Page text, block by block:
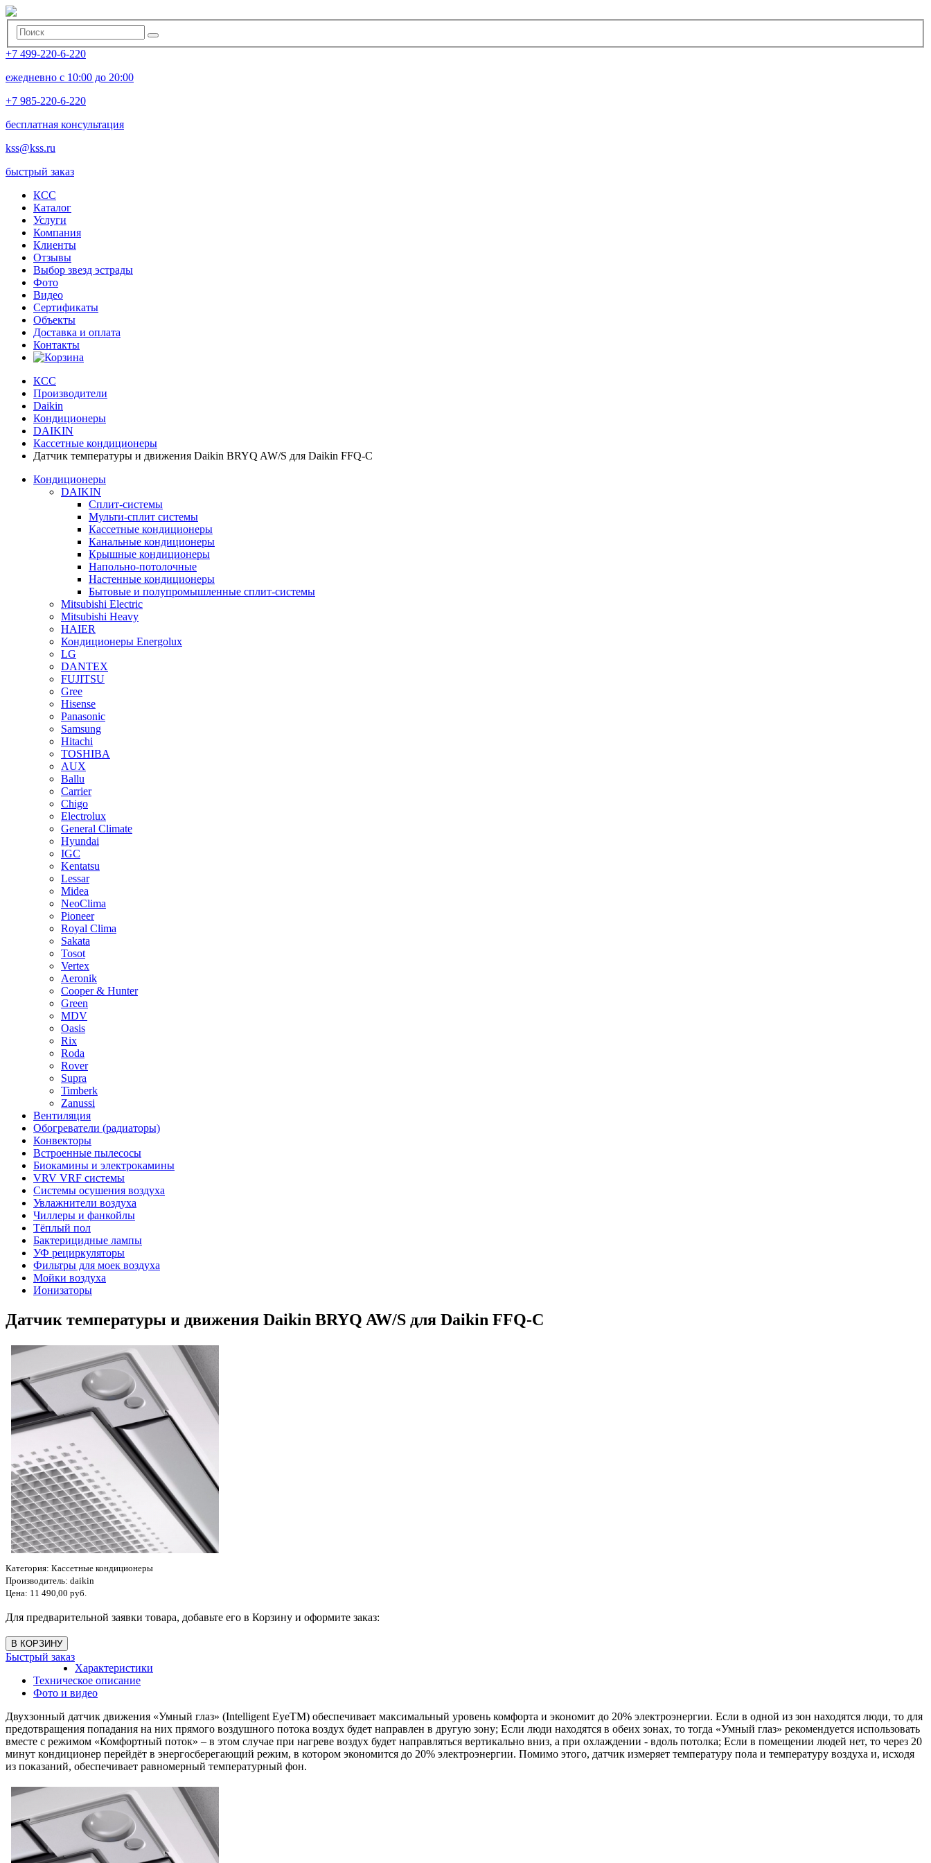
+7 499-220-6-220
ежедневно с 10:00 до 20:00
+7 985-220-6-220
бесплатная консультация
kss@kss.ru
быстрый заказ
КСС
Каталог
Услуги
Компания
Клиенты
Oтзывы
Выбор звезд эстрады
Фото
Видео
Сертификаты
Объекты
Доставка и оплата
Контакты
КСС
Производители
Daikin
Кондиционеры
DAIKIN
Кассетные кондиционеры
Датчик температуры и движения Daikin BRYQ AW/S для Daikin FFQ-C
Кондиционеры
DAIKIN
Сплит-системы
Мульти-сплит системы
Кассетные кондиционеры
Канальные кондиционеры
Крышные кондиционеры
Напольно-потолочные
Настенные кондиционеры
Бытовые и полупромышленные сплит-системы
Mitsubishi Electric
Mitsubishi Heavy
HAIER
Кондиционеры Energolux
LG
DANTEX
FUJITSU
Gree
Hisense
Panasonic
Samsung
Hitachi
TOSHIBA
AUX
Ballu
Carrier
Chigo
Electrolux
General Climate
Hyundai
IGC
Kentatsu
Lessar
Midea
NeoClima
Pioneer
Royal Clima
Sakata
Tosot
Vertex
Aeronik
Cooper & Hunter
Green
MDV
Oasis
Rix
Roda
Rover
Supra
Timberk
Zanussi
Вентиляция
Обогреватели (радиаторы)
Конвекторы
Встроенные пылесосы
Биокамины и электрокамины
VRV VRF системы
Системы осушения воздуха
Увлажнители воздуха
Чиллеры и фанкойлы
Тёплый пол
Бактерицидные лампы
УФ рециркуляторы
Фильтры для моек воздуха
Мойки воздуха
Ионизаторы
Датчик температуры и движения Daikin BRYQ AW/S для Daikin FFQ-C
Категория: Кассетные кондиционеры
Производитель: daikin
Цена: 11 490,00 руб.
Для предварительной заявки товара, добавьте его в Корзину и оформите заказ:
Быстрый заказ
Характеристики
Техническое описание
Фото и видео
Двухзонный датчик движения «Умный глаз» (Intelligent EyeTM) обеспечивает максимальный уровень комфорта и экономит до 20% электроэнергии. Если в одной из зон находятся люди, то для
предотвращения попадания на них прямого воздушного потока воздух будет направлен в другую зону; Если люди находятся в обеих зонах, то тогда «Умный глаз» рекомендуется использовать
вместе с режимом «Комфортный поток» – в этом случае при нагреве воздух будет направляться вертикально вниз, а при охлаждении - вдоль потолка; Если в помещении людей нет, то через 20
минут кондиционер перейдёт в энергосберегающий режим, в котором экономится до 20% электроэнергии. Помимо этого, датчик измеряет температуру пола и температуру воздуха и, исходя
из показаний, обеспечивает равномерный температурный фон.